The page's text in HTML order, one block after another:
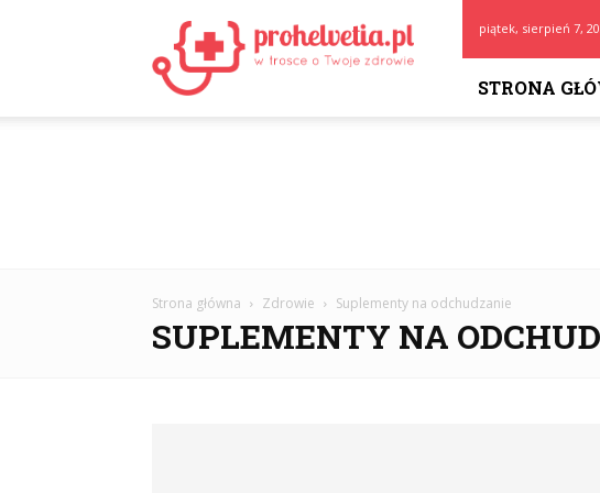
piątek, sierpień 7,
STRONA
Strona główna Zdrowie Suplementy na odchudzanie
SUPLEMENTY NA